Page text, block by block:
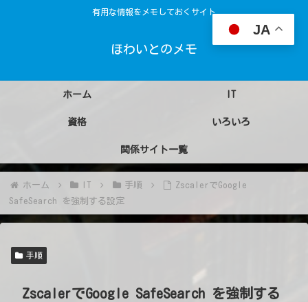
有用な情報をメモしておくサイト
ほわいとのメモ
ホーム IT
資格 いろいろ
関係サイト一覧
ホーム 手順
ZscalerでGoogle
SafeSearch を強制する設定
手順
ZscalerでGoogle SafeSearch を強制する
JA